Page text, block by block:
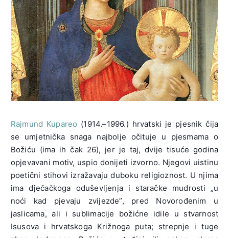
Rajmund Kupareo (1914.–1996.) hrvatski je pjesnik čija
se umjetnička snaga najbolje očituje u pjesmama o
Božiću (ima ih čak 26), jer je taj, dvije tisuće godina
opjevavani motiv, uspio donijeti izvorno. Njegovi uistinu
poetični stihovi izražavaju duboku religioznost. U njima
ima dječačkoga oduševljenja i staračke mudrosti „u
noći kad pjevaju zvijezde”, pred Novorođenim u
jaslicama, ali i sublimacije božićne idile u stvarnost
Isusova i hrvatskoga Križnoga puta; strepnje i tuge